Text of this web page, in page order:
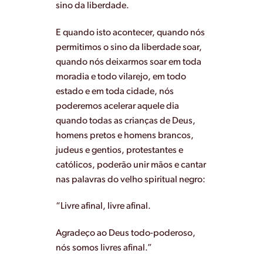
sino da liberdade.
E quando isto acontecer, quando nós
permitimos o sino da liberdade soar,
quando nós deixarmos soar em toda
moradia e todo vilarejo, em todo
estado e em toda cidade, nós
poderemos acelerar aquele dia
quando todas as crianças de Deus,
homens pretos e homens brancos,
judeus e gentios, protestantes e
católicos, poderão unir mãos e cantar
nas palavras do velho spiritual negro:
“Livre afinal, livre afinal.
Agradeço ao Deus todo-poderoso,
nós somos livres afinal.”